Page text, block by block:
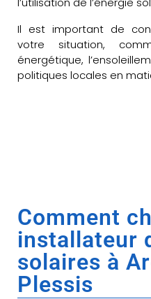
Il est important de
votre situation,
énergétique,
politiques locales en
Comment
installateur
solaires à
Plessis